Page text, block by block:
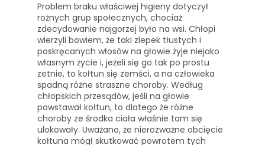
Problem braku właściwej higieny dotyczył
rożnych grup społecznych, chociaż
zdecydowanie najgorzej było na wsi. Chłopi
wierzyli bowiem, że taki zlepek tłustych i
poskręcanych włosów na głowie żyje niejako
własnym życie i, jeżeli się go tak po prostu
zetnie, to kołtun się zemści, a na człowieka
spadną różne straszne choroby. Według
chłopskich przesądów, jeśli na głowie
powstawał kołtun, to dlatego że różne
choroby ze środka ciała właśnie tam się
ulokowały. Uważano, że nierozważne obcięcie
kołtuna mógł skutkować powrotem tych